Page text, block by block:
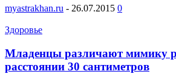
myastrakhan.ru - 26.07.2015 0
Здоровье
Младенцы различают мимику
расстоянии 30 сантиметров